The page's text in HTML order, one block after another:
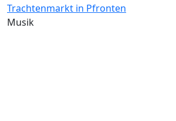
Trachtenmarkt in Pfronten
Musik